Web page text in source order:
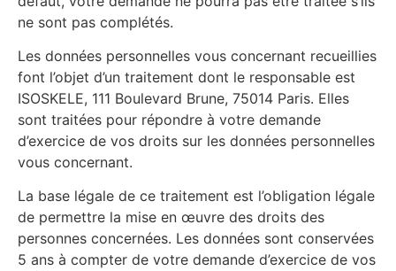
ne sont pas complétés.
Les données personnelles vous concernant recueillies
font l’objet d’un traitement dont le responsable est
ISOSKELE, 111 Boulevard Brune, 75014 Paris. Elles
sont traitées pour répondre à votre demande
d’exercice de vos droits sur les données personnelles
vous concernant.
La base légale de ce traitement est l’obligation légale
de permettre la mise en œuvre des droits des
personnes concernées. Les données sont conservées
5 ans à compter de votre demande d’exercice de vos